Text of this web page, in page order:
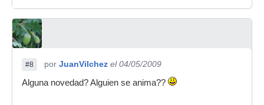
#8 por JuanVilchez el 04/05/2009
Alguna novedad? Alguien se anima??